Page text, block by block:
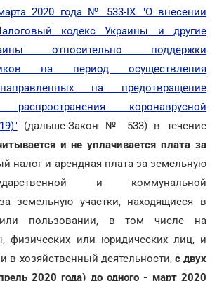
2020 года № 533-IX "О внесении
кодекс Украины и другие
относительно поддержки
на период осуществления
на предотвращение
распространения коронаврусной
(дальше-Закон № 533) в течение
и не уплачивается плата за
налог и арендная плата за земельную
и коммунальной
земельную участки, находящиеся в
или пользовании, в том числе на
физических или юридических лиц, и
в хозяйственный деятельности, с двух
2020 года) до одного - март 2020